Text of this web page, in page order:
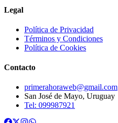
Legal
Política de Privacidad
Términos y Condiciones
Política de Cookies
Contacto
primerahoraweb@gmail.com
San José de Mayo, Uruguay
Tel: 099987921